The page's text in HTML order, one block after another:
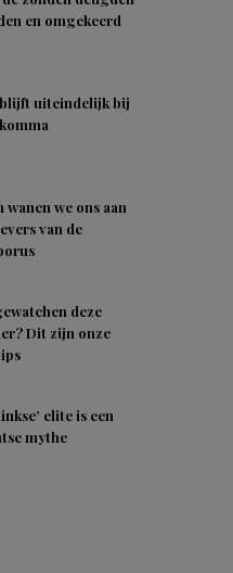
en omgekeerd
uiteindelijk bij
wanen we ons aan
van de
deze
Dit zijn onze
elite is een
mythe